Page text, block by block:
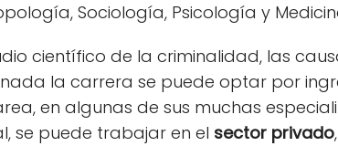
Sociología, Psicología y
científico de la criminalidad, las
la carrera se puede optar por
en algunas de sus muchas
se puede trabajar en el sector privado